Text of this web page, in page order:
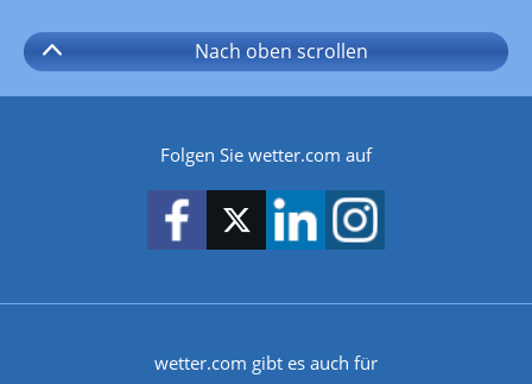
Nach oben scrollen
Folgen Sie wetter.com auf
wetter.com gibt es auch für